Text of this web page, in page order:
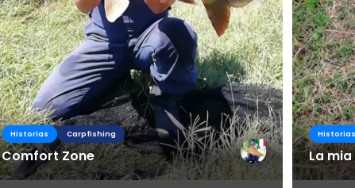
Historias Carpfishing
Comfort Zone
Historias
La